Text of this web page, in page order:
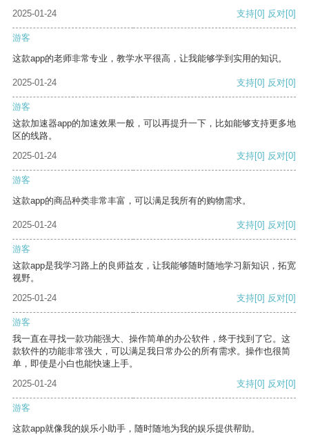
2025-01-24
支持[0] 反对[0]
游客
这款app的老师非常专业，教学水平很高，让我能够学到实用的知识。
2025-01-24 支持[0] 反对[0]
游客
这款加速器app的加速效果一般，可以再提升一下，比如能够支持更多地
区的线路。
2025-01-24
支持[0] 反对[0]
游客
这款app的商品种类非常丰富，可以满足我所有的购物需求。
2025-01-24 支持[0] 反对[0]
游客
这款app是我学习路上的良师益友，让我能够随时随地学习新知识，拓宽
视野。
2025-01-24
支持[0] 反对[0]
游客
我一直在寻找一款功能强大、操作简单的办公软件，终于找到了它。这
款软件的功能非常强大，可以满足我日常办公的所有需求。操作也很简
单，即使是小白也能快速上手。
2025-01-24
支持[0] 反对[0]
游客
这款app就像我的娱乐小助手，随时随地为我的娱乐提供帮助。